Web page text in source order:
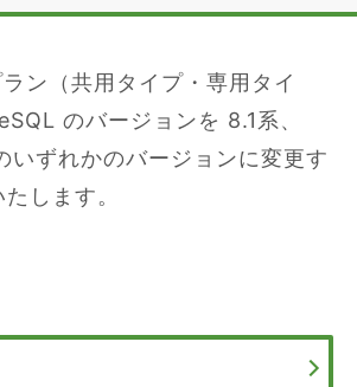
ン（共用タイプ・専用タイ
のバージョンを 8.1系、
いずれかのバージョンに変更す
します。